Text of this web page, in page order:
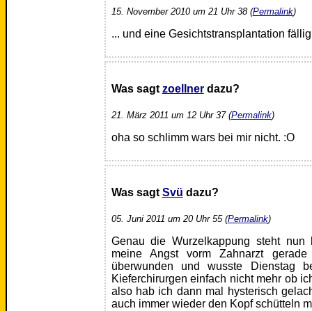
15. November 2010 um 21 Uhr 38 (Permalink)
... und eine Gesichtstransplantation
Was sagt zoellnerdazu?
21. März 2011 um 12 Uhr 37 (Permalink)
oha so schlimm wars bei mir nicht. :O
Was sagt Svü dazu?
05. Juni 2011 um 20 Uhr 55 (Permalink)
Genau die Wurzelkappung steht
meine Angst vorm Zahnarzt
überwunden und wusste Dienstag
Kieferchirurgen einfach nicht mehr ob
also hab ich dann mal hysterisch
auch immer wieder den Kopf schütteln